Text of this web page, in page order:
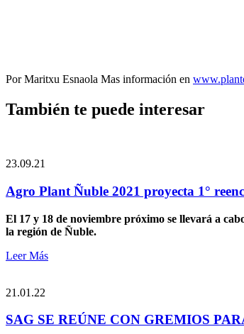
Por Maritxu Esnaola Mas información en
También te puede interesar
23.09.21
Agro Plant Ñuble 2021 proyecta 1°
El 17 y 18 de noviembre próximo se llevará a
la región de Ñuble.
Leer Más
21.01.22
SAG SE REÚNE CON GREMIOS